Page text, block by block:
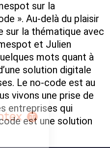
sur la
». Au-delà du plaisir
sur la thématique avec
et Julien
mots quant à
solution digitale
Le no-code est au
vivons une prise de
entreprises qui
est une solution